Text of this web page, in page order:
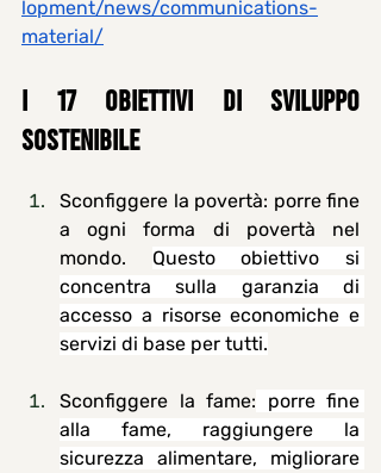
lopment/news/communications-
material/
I 17 OBIETTIVI DI SVILUPPO
SOSTENIBILE
Sconfiggere la povertà: porre fine
a ogni forma di povertà nel
mondo. Questo obiettivo si
concentra sulla garanzia di
accesso a risorse economiche e
servizi di base per tutti.
Sconfiggere la fame: porre fine
alla fame, raggiungere la
sicurezza alimentare, migliorare